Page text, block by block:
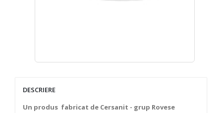
DESCRIERE
Un produs fabricat de Cersanit - grup Rovese